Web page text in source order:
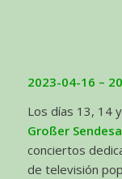
2023-04-16 –
Los días 13, 14
Großer
conciertos
de televisión